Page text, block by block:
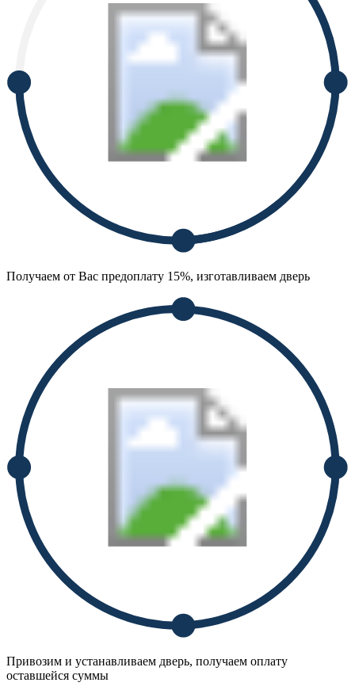
Получаем от Вас предоплату 15%, изготавливаем дверь
Привозим и устанавливаем дверь, получаем оплату
оставшейся суммы